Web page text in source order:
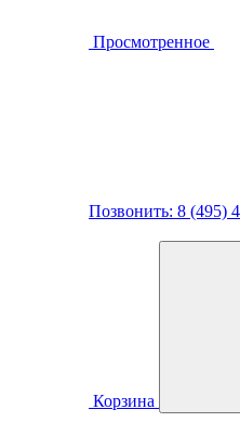
Просмотренное
Позвонить: 8 (495)
Корзина